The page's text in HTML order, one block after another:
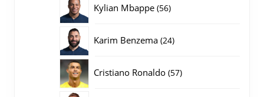
Kylian Mbappe 5656
Karim Benzema 2424
Cristiano Ronaldo 5757